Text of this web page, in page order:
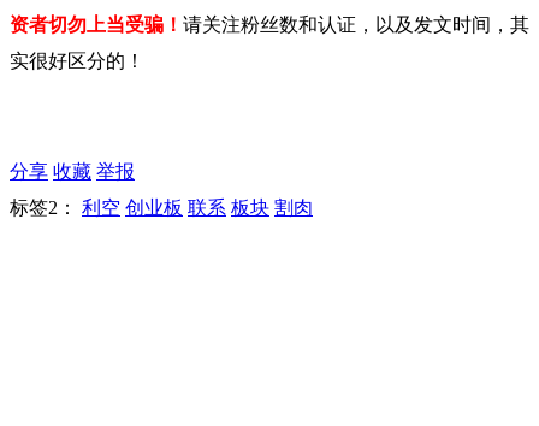
资者切勿上当受骗！ 请关注粉丝数和认证，以及发文时间，其
实很好区分的！
分享 收藏 举报
标签2： 利空 创业板 联系 板块 割肉